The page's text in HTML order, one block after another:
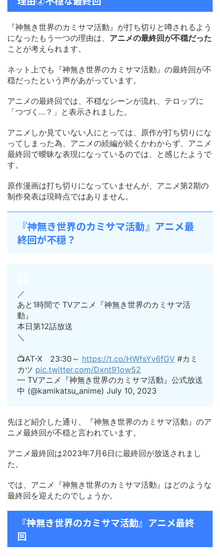
『神無き世界のカミサマ活動』が打ち切りと噂されるよう
になったもう一つの理由は、 アニメの最終回が不穏だった
ことが考えられます。
ネット上でも『神無き世界のカミサマ活動』の最終回が不
穏だったという声があがっています。
アニメの最終回では、不穏なシーンが流れ、テロップに
「つづく…？」と表示されました。
アニメしか見ていない人にとっては、原作が打ち切りにな
ってしまった為、アニメの続編が続くかわからず、アニメ
最終回で曖昧な表現になっているのでは、と感じたようで
す。
原作漫画は打ち切りになっていませんが、アニメ第2期の
制作発表は現時点ではありません。
『神無き世界のカミサマ活動』アニメ最
終回が不穏？
／
あと1時間で TVアニメ『神無き世界のカミサマ活
動』
本日第12話放送
＼
📺AT-X 23:30～ https://t.co/HWfsYv6fGV #カミ
カツ pic.twitter.com/Dxnt91ow52
— TVアニメ『神無き世界のカミサマ活動』公式放送
中 (@kamikatsu_anime) July 10, 2023
先ほど紹介した通り、『神無き世界のカミサマ活動』のア
ニメ最終回が不穏と言われています。
アニメ最終回は2023年7月6日に最終回が放送されまし
た。
では、アニメ『神無き世界のカミサマ活動』はどのような
最終回を迎えたのでしょうか。
『神無き世界のカミサマ活動』アニメ最終
回